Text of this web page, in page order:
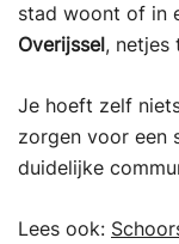
stad woont of in
Overijssel, netjes
Je hoeft zelf
zorgen voor een
duidelijke
Lees ook: